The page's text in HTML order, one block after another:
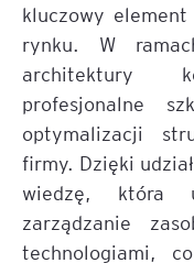
kluczowy
rynku. W
architektury
profesjonalne
optymalizacji
firmy. Dzięki
wiedzę, która
zarządzanie
technologiami,